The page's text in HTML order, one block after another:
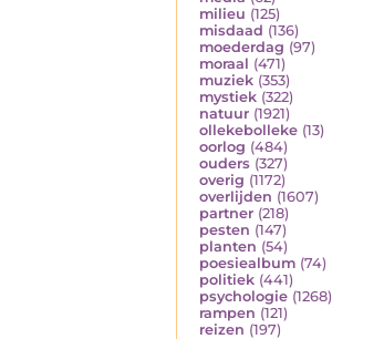
milieu (125)
misdaad (136)
moederdag (97)
moraal (471)
muziek (353)
mystiek (322)
natuur (1921)
ollekebolleke (13)
oorlog (484)
ouders (327)
overig (1172)
overlijden (1607)
partner (218)
pesten (147)
planten (54)
poesiealbum (74)
politiek (441)
psychologie (1268)
rampen (121)
reizen (197)